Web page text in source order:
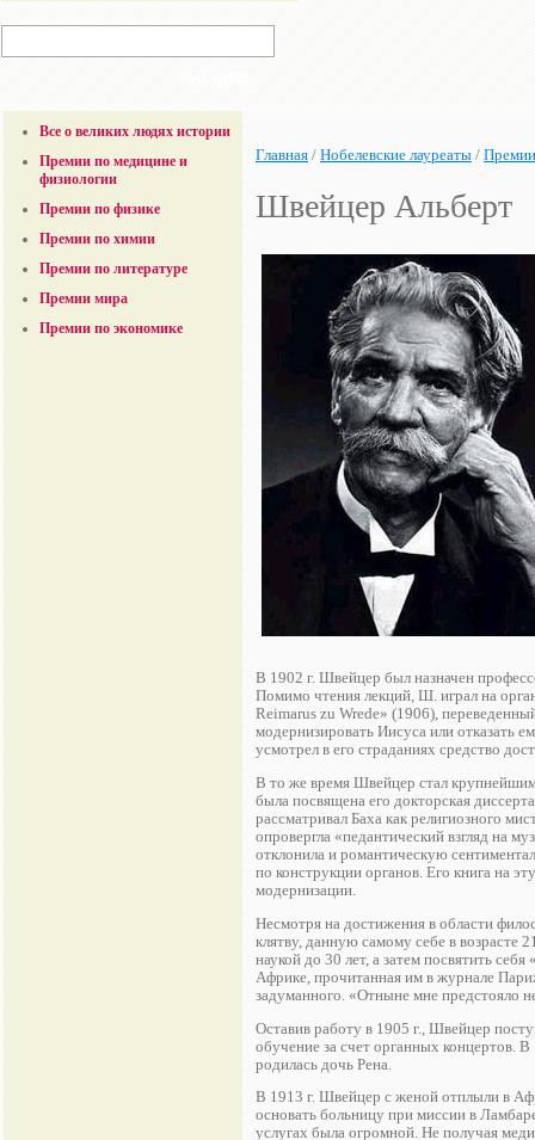
Все о великих людях истории
Премии по медицине и
физиологии
Премии по физике
Премии по химии
Премии по литературе
Премии мира
Премии по экономике
Главная / Нобелевские лауреаты /
Швейцер Альберт
В 1902 г. Швейцер был назначен
Помимо чтения лекций, Ш. играл на
Reimarus zu Wrede» (1906),
модернизировать Иисуса или отказать
усмотрел в его страданиях средство
В то же время Швейцер стал крупнейшим
была посвящена его докторская
рассматривал Баха как религиозного
опровергла «педантический взгляд на
отклонила и романтическую
по конструкции органов. Его книга на
модернизации.
Несмотря на достижения в области
клятву, данную самому себе в возрасте
наукой до 30 лет, а затем посвятить
Африке, прочитанная им в журнале
задуманного. «Отныне мне предстояло
Оставив работу в 1905 г., Швейцер
обучение за счет органных концертов. В
родилась дочь Рена.
В 1913 г. Швейцер с женой отплыли в
основать больницу при миссии в
услугах была огромной. Не получая